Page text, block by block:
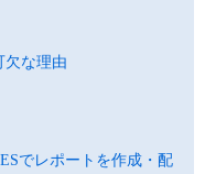
欠な理由
でレポートを作成・配